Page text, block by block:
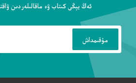
ئەڭ يېڭى كىتاب ۋە ماقالىلەردىن